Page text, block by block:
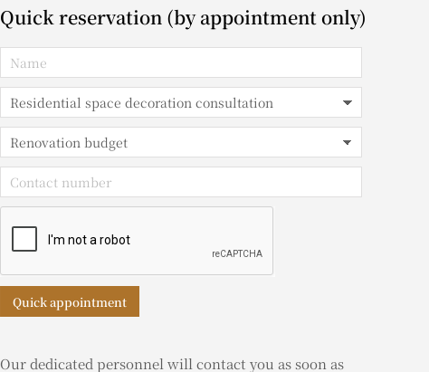
Quick reservation (by appointment only)
Quick appointment
Our dedicated personnel will contact you as soon as